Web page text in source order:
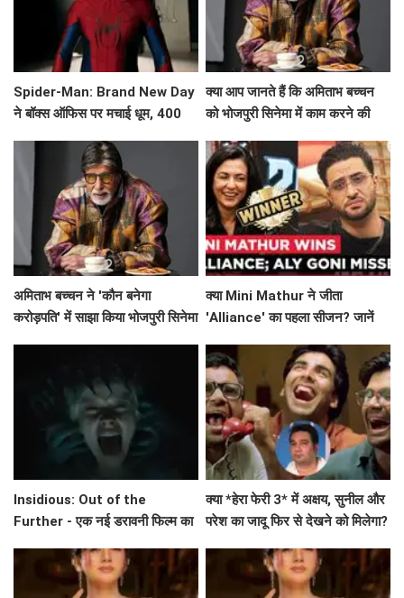
Spider-Man: Brand New Day
ने बॉक्स ऑफिस पर मचाई धूम, 400
क्या आप जानते हैं कि अमिताभ बच्चन
को भोजपुरी सिनेमा में काम करने की
अमिताभ बच्चन ने 'कौन बनेगा
करोड़पति' में साझा किया भोजपुरी सिनेमा
क्या Mini Mathur ने जीता
'Alliance' का पहला सीजन? जानें
Insidious: Out of the
Further - एक नई डरावनी फिल्म का
क्या *हेरा फेरी 3* में अक्षय, सुनील और
परेश का जादू फिर से देखने को मिलेगा?